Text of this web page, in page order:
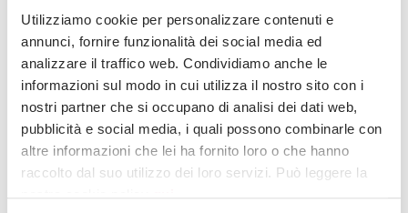
Utilizziamo cookie per personalizzare contenuti e
annunci, fornire funzionalità dei social media ed
analizzare il traffico web. Condividiamo anche le
informazioni sul modo in cui utilizza il nostro sito con i
nostri partner che si occupano di analisi dei dati web,
pubblicità e social media, i quali possono combinarle con
altre informazioni che lei ha fornito loro o che hanno
raccolto dal suo utilizzo dei loro servizi. Può leggere la
nostra cookie policyqui.
Area di interesse